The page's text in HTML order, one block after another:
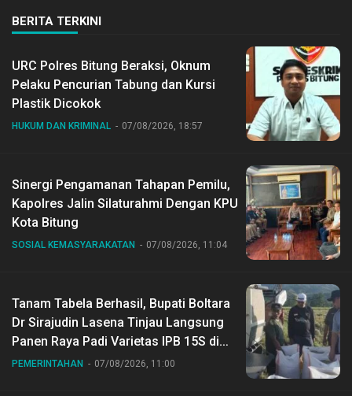
BERITA TERKINI
URC Polres Bitung Beraksi, Oknum
Pelaku Pencurian Tabung dan Kursi
Plastik Dicokok
HUKUM DAN KRIMINAL 07/08/2026, 18:57
Sinergi Pengamanan Tahapan Pemilu,
Kapolres Jalin Silaturahmi Dengan KPU
Kota Bitung
SOSIAL KEMASYARAKATAN 07/08/2026, 11:04
Tanam Tabela Berhasil, Bupati Boltara
Dr Sirajudin Lasena Tinjau Langsung
Panen Raya Padi Varietas IPB 15S di
Desa Gihang
PEMERINTAHAN 07/08/2026, 11:00